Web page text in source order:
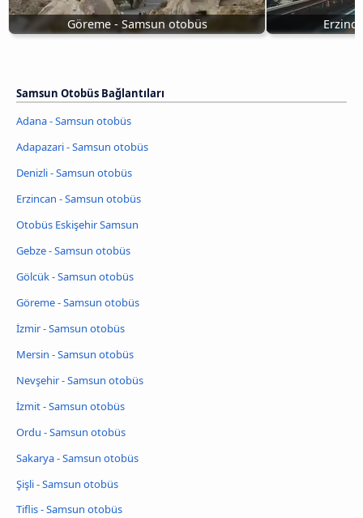
Göreme - Samsun otobüs
Samsun Otobüs Bağlantıları
Adana - Samsun otobüs
Adapazari - Samsun otobüs
Denizli - Samsun otobüs
Erzincan - Samsun otobüs
Otobüs Eskişehir Samsun
Gebze - Samsun otobüs
Gölcük - Samsun otobüs
Göreme - Samsun otobüs
İzmir - Samsun otobüs
Mersin - Samsun otobüs
Nevşehir - Samsun otobüs
İzmit - Samsun otobüs
Ordu - Samsun otobüs
Sakarya - Samsun otobüs
Şişli - Samsun otobüs
Tiflis - Samsun otobüs